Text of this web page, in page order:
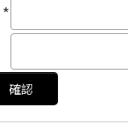
*
確認